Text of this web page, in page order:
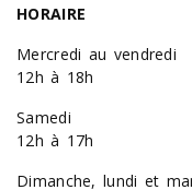
HORAIRE
Mercredi au vendredi
12h à 18h
Samedi
12h à 17h
Dimanche, lundi et